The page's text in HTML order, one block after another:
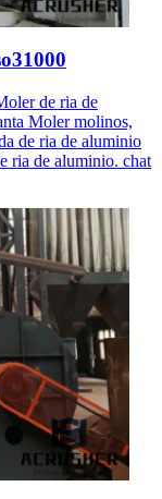
de ria de
Moler molinos,
de ria de aluminio
ria de aluminio. chat